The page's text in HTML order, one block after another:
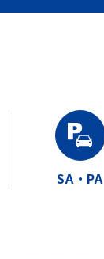
SA・PA